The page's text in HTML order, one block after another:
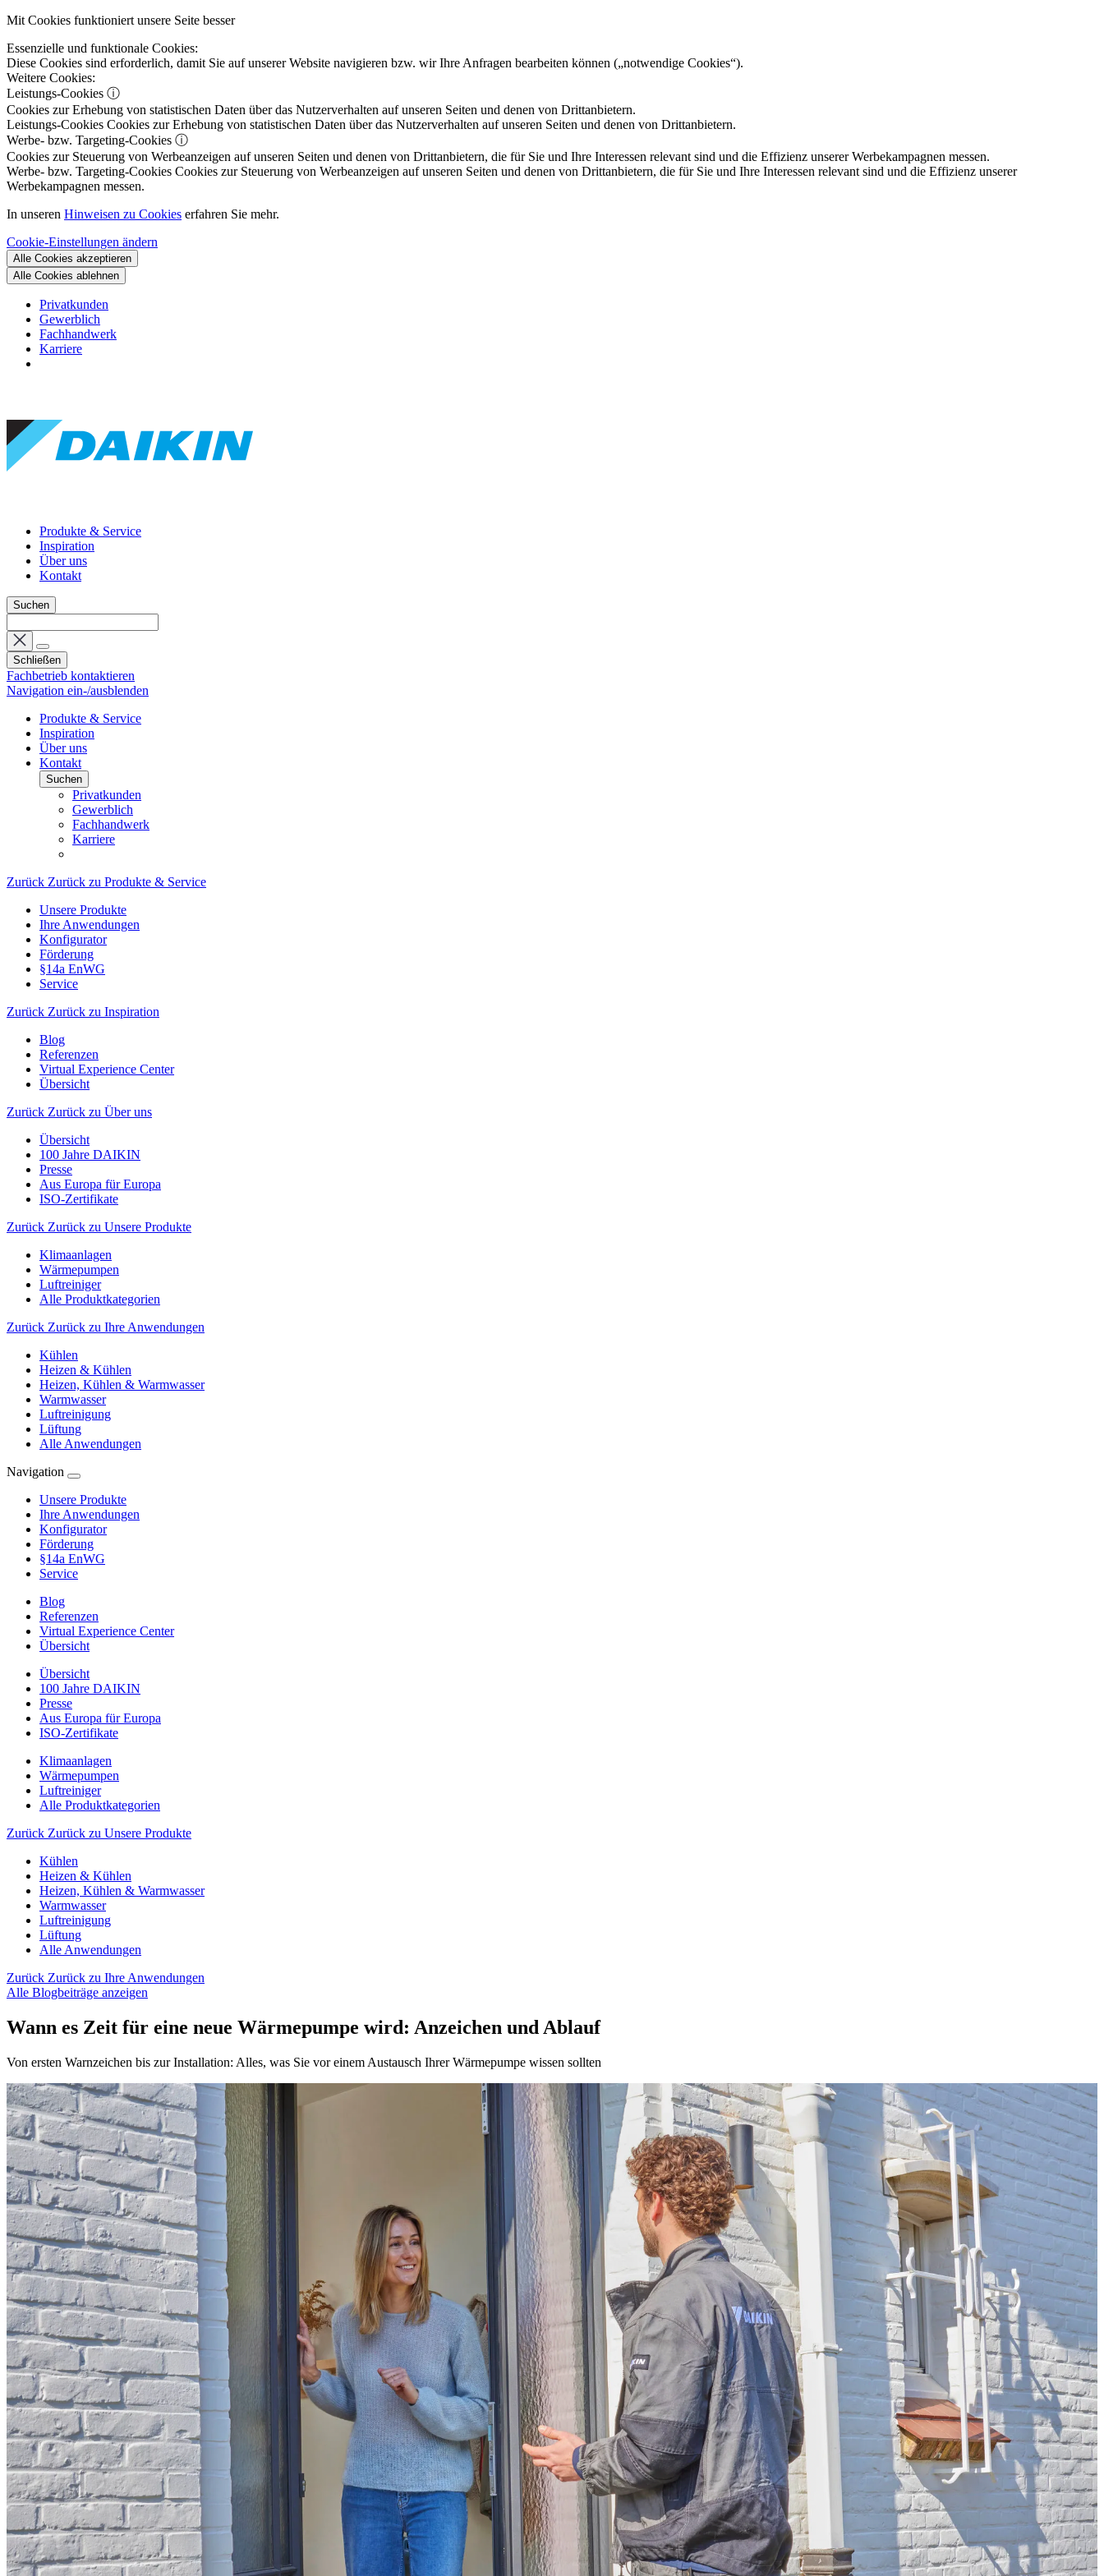
Mit Cookies funktioniert unsere Seite besser
Essenzielle und funktionale Cookies:
Diese Cookies sind erforderlich, damit Sie auf unserer Website navigieren bzw. wir Ihre Anfragen bearbeiten können („notwendige Cookies“).
Weitere Cookies:
Leistungs-Cookies ⓘ
Cookies zur Erhebung von statistischen Daten über das Nutzerverhalten auf unseren Seiten und denen von Drittanbietern.
Leistungs-Cookies Cookies zur Erhebung von statistischen Daten über das Nutzerverhalten auf unseren Seiten und denen von Drittanbietern.
Werbe- bzw. Targeting-Cookies ⓘ
Cookies zur Steuerung von Werbeanzeigen auf unseren Seiten und denen von Drittanbietern, die für Sie und Ihre Interessen relevant sind und die Effizienz unserer Werbekampagnen messen.
Werbe- bzw. Targeting-Cookies Cookies zur Steuerung von Werbeanzeigen auf unseren Seiten und denen von Drittanbietern, die für Sie und Ihre Interessen relevant sind und die Effizienz unserer
Werbekampagnen messen.
In unseren Hinweisen zu Cookies erfahren Sie mehr.
Cookie-Einstellungen ändern
Alle Cookies akzeptieren
Alle Cookies ablehnen
Privatkunden
Gewerblich
Fachhandwerk
Karriere
Produkte & Service
Inspiration
Über uns
Kontakt
Suchen
Schließen
Fachbetrieb kontaktieren
Navigation ein-/ausblenden
Produkte & Service
Inspiration
Über uns
Kontakt
Suchen
Privatkunden
Gewerblich
Fachhandwerk
Karriere
Zurück Zurück zu Produkte & Service
Unsere Produkte
Ihre Anwendungen
Konfigurator
Förderung
§14a EnWG
Service
Zurück Zurück zu Inspiration
Blog
Referenzen
Virtual Experience Center
Übersicht
Zurück Zurück zu Über uns
Übersicht
100 Jahre DAIKIN
Presse
Aus Europa für Europa
ISO-Zertifikate
Zurück Zurück zu Unsere Produkte
Klimaanlagen
Wärmepumpen
Luftreiniger
Alle Produktkategorien
Zurück Zurück zu Ihre Anwendungen
Kühlen
Heizen & Kühlen
Heizen, Kühlen & Warmwasser
Warmwasser
Luftreinigung
Lüftung
Alle Anwendungen
Navigation
Unsere Produkte
Ihre Anwendungen
Konfigurator
Förderung
§14a EnWG
Service
Blog
Referenzen
Virtual Experience Center
Übersicht
Übersicht
100 Jahre DAIKIN
Presse
Aus Europa für Europa
ISO-Zertifikate
Klimaanlagen
Wärmepumpen
Luftreiniger
Alle Produktkategorien
Zurück Zurück zu Unsere Produkte
Kühlen
Heizen & Kühlen
Heizen, Kühlen & Warmwasser
Warmwasser
Luftreinigung
Lüftung
Alle Anwendungen
Zurück Zurück zu Ihre Anwendungen
Alle Blogbeiträge anzeigen
Wann es Zeit für eine neue Wärmepumpe wird: Anzeichen und Ablauf
Von ersten Warnzeichen bis zur Installation: Alles, was Sie vor einem Austausch Ihrer Wärmepumpe wissen sollten